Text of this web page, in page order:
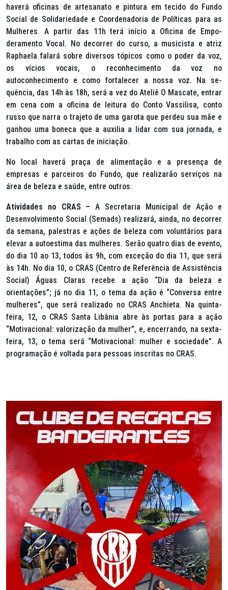
haverá oficinas de artesanato e pintura em tecido do Fundo
Social de Solidariedade e Coordenadoria de Políticas para as
Mulheres. A partir das 11h terá início a Oficina de Empo-
deramento Vocal. No decorrer do curso, a musicista e atriz
Raphaela falará sobre diversos tópicos como o poder da voz,
os vícios vocais, o reconhecimento da voz no
autoconhecimento e como fortalecer a nossa voz. Na se-
quência, das 14h às 18h, será a vez do Ateliê O Mascate, entrar
em cena com a oficina de leitura do Conto Vassilisa, conto
russo que narra o trajeto de uma garota que perdeu sua mãe e
ganhou uma boneca que a auxilia a lidar com sua jornada, e
trabalho com as cartas de iniciação.
No local haverá praça de alimentação e a presença de
empresas e parceiros do Fundo, que realizarão serviços na
área de beleza e saúde, entre outros.
Atividades no CRAS – A Secretaria Municipal de Ação e
Desenvolvimento Social (Semads) realizará, ainda, no decorrer
da semana, palestras e ações de beleza com voluntários para
elevar a autoestima das mulheres. Serão quatro dias de evento,
do dia 10 ao 13, todos às 9h, com exceção do dia 11, que será
às 14h. No dia 10, o CRAS (Centro de Referência de Assistência
Social) Águas Claras recebe a ação “Dia da beleza e
orientações”; já no dia 11, o tema da ação é “Conversa entre
mulheres”, que será realizado no CRAS Anchieta. Na quinta-
feira, 12, o CRAS Santa Libânia abre às portas para a ação
“Motivacional: valorização da mulher”, e, encerrando, na sexta-
feira, 13, o tema será “Motivacional: mulher e sociedade”. A
programação é voltada para pessoas inscritas no CRAS.